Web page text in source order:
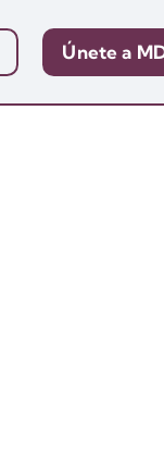
Únete a